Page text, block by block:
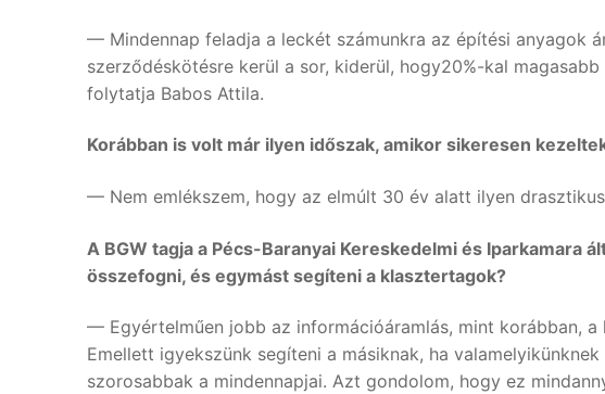
— Mindennap feladja a leckét számunkra az építési anyagok
szerződéskötésre kerül a sor, kiderül, hogy20%-kal
folytatja Babos Attila.
Korábban is volt már ilyen időszak, amikor sikeresen
— Nem emlékszem, hogy az elmúlt 30 év alatt ilyen
A BGW tagja a Pécs-Baranyai Kereskedelmi és Iparkamara
összefogni, és egymást segíteni a klasztertagok?
— Egyértelműen jobb az információáramlás, mint korábban,
Emellett igyekszünk segíteni a másiknak, ha
szorosabbak a mindennapjai. Azt gondolom, hogy ez